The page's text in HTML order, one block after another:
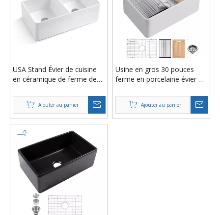
USA Stand Évier de cuisine
en céramique de ferme de
réversible à double cuve
avec crépineAjouter au panier
Usine en gros 30 pouces
ferme en porcelaine évier en
simple bol blanc tablier-
avant en céramique cuisine
postes de travail évier
Ajouter au panier